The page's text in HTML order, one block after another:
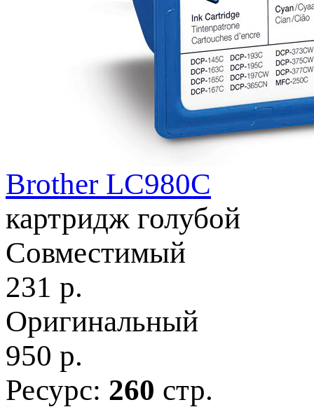
Brother LC980C
картридж голубой
Совместимый
231 р.
Оригинальный
950 р.
Ресурс: 260 стр.